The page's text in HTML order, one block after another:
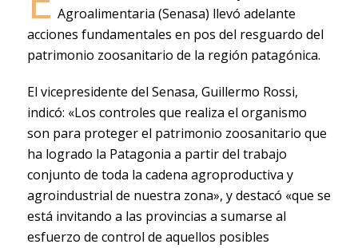
Agroalimentaria (Senasa) llevó adelante
acciones fundamentales en pos del resguardo del
patrimonio zoosanitario de la región patagónica.
El vicepresidente del Senasa, Guillermo Rossi,
indicó: «Los controles que realiza el organismo
son para proteger el patrimonio zoosanitario que
ha logrado la Patagonia a partir del trabajo
conjunto de toda la cadena agroproductiva y
agroindustrial de nuestra zona», y destacó «que se
está invitando a las provincias a sumarse al
esfuerzo de control de aquellos posibles